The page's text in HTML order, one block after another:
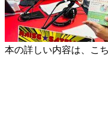
本の詳しい内容は、こ